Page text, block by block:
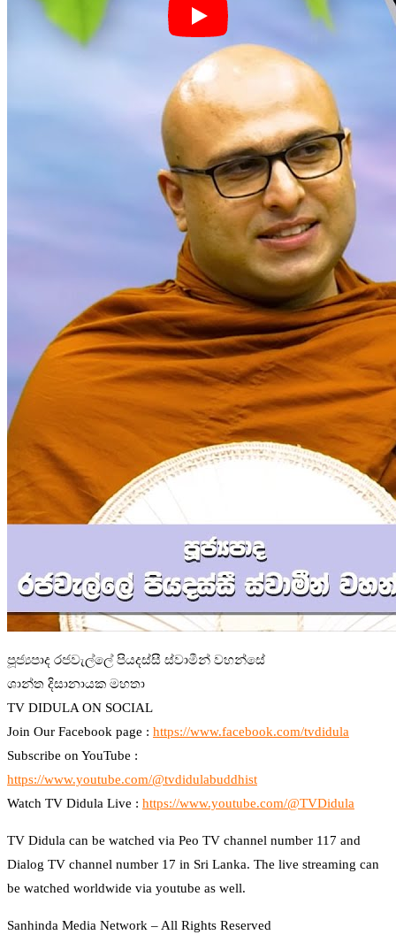
පූජ්‍යපාද රජවැල්ලේ පියදස්සී ස්වාමීන් වහන්සේ
ශාන්ත දිසානායක මහතා
TV DIDULA ON SOCIAL
Join Our Facebook page : https://www.facebook.com/tvdidula
Subscribe on YouTube :
https://www.youtube.com/@tvdidulabuddhist
Watch TV Didula Live : https://www.youtube.com/@TVDidula
TV Didula can be watched via Peo TV channel number 117 and
Dialog TV channel number 17 in Sri Lanka. The live streaming can
be watched worldwide via youtube as well.
Sanhinda Media Network – All Rights Reserved